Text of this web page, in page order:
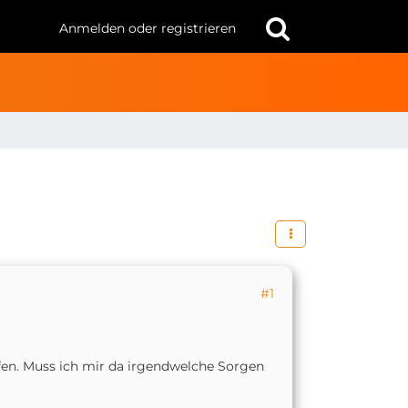
Anmelden oder registrieren
#1
Muss ich mir da irgendwelche Sorgen